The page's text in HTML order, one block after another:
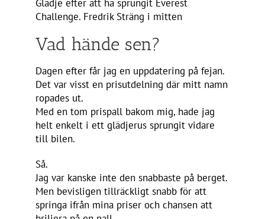
Glädje efter att ha sprungit Everest
Challenge. Fredrik Sträng i mitten
Vad hände sen?
Dagen efter får jag en uppdatering på fejan.
Det var visst en prisutdelning där mitt namn
ropades ut.
Med en tom prispall bakom mig, hade jag
helt enkelt i ett glädjerus sprungit vidare
till bilen.
Så.
Jag var kanske inte den snabbaste på berget.
Men bevisligen tillräckligt snabb för att
springa ifrån mina priser och chansen att